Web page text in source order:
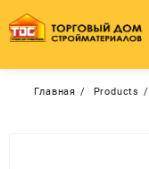
содержимому
Главная Products